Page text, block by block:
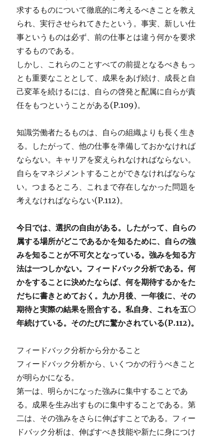
求するものについて徹底的に考えるべきことを教え
られ、実行させられてきたという。事実、新しい仕
事というものは必ず、前の仕事とは違う何かを要求
するものである。
しかし、これらのことすべての前提となるべきもっ
とも重要なこととして、成果をあげ続け、成長と自
己変革を続けるには、自らの啓発と配属に自らが責
任をもつということがある(P.109)。
知識労働者たるものは、自らの組織よりも長く生き
る。したがって、他の仕事を準備しておかなければ
ならない。キャリアを変えられなければならない。
自らをマネジメントすることができなければならな
い。つまるところ、これまで存在しなかった問題を
考えなければならない(P.112)。
今日では、選択の自由がある。したがって、自らの
属する場所がどこであるかを知るために、自らの強
みを知ることが不可欠となっている。強みを知る方
法は一つしかない。フィードバック分析である。何
かをすることに決めたならば、何を期待するかをた
だちに書きとめておく。九か月後、一年後に、その
期待と実際の結果を照合する。私自身、これを五〇
年続けている。そのたびに驚かされている(P.112)。
フィードバック分析から分かること
フィードバック分析から、いくつかの行うべきこと
が明らかになる。
第一は、明らかになった強みに集中することであ
る。成果を生み出すものに集中することである。第
二は、その強みをさらに伸ばすことである。フィー
ドバック分析は、伸ばすべき技能や新たに身につけ